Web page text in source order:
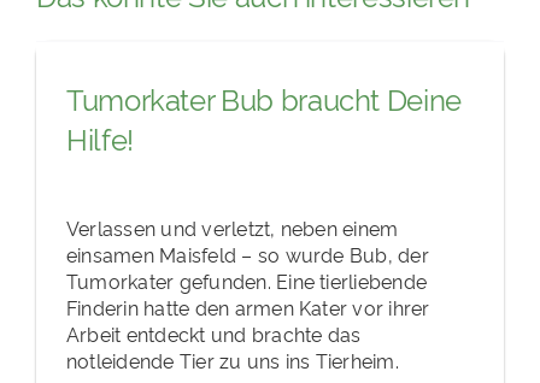
Tumorkater Bub braucht Deine
Hilfe!
Verlassen und verletzt, neben einem
einsamen Maisfeld – so wurde Bub, der
Tumorkater gefunden. Eine tierliebende
Finderin hatte den armen Kater vor ihrer
Arbeit entdeckt und brachte das
notleidende Tier zu uns ins Tierheim.